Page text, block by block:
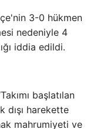
3-0 hükmen
nedeniyle 4
iddia edildi.
başlatılan
dışı harekette
mahrumiyeti ve